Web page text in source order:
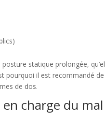
statique prolongée,
pourquoi il est recommandé
de dos.
charge du